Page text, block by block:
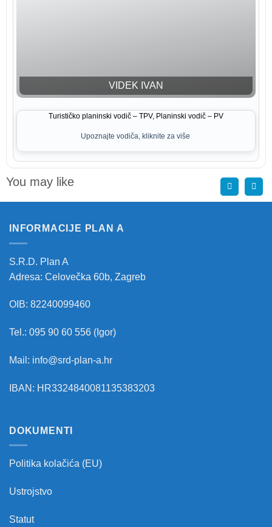
VIDEK IVAN
Turističko planinski vodič – TPV, Planinski vodič – PV
Upoznajte vodiča, kliknite za više
You may like
INFORMACIJE PLAN A
S.R.D. Plan A
Adresa: Celovečka 60b, Zagreb
OIB: 82240099460
Tel.: 095 90 60 556 (Igor)
Mail: info@srd-plan-a.hr
IBAN: HR3324840081135383203
DOKUMENTI
Politika kolačića (EU)
Ustrojstvo
Statut